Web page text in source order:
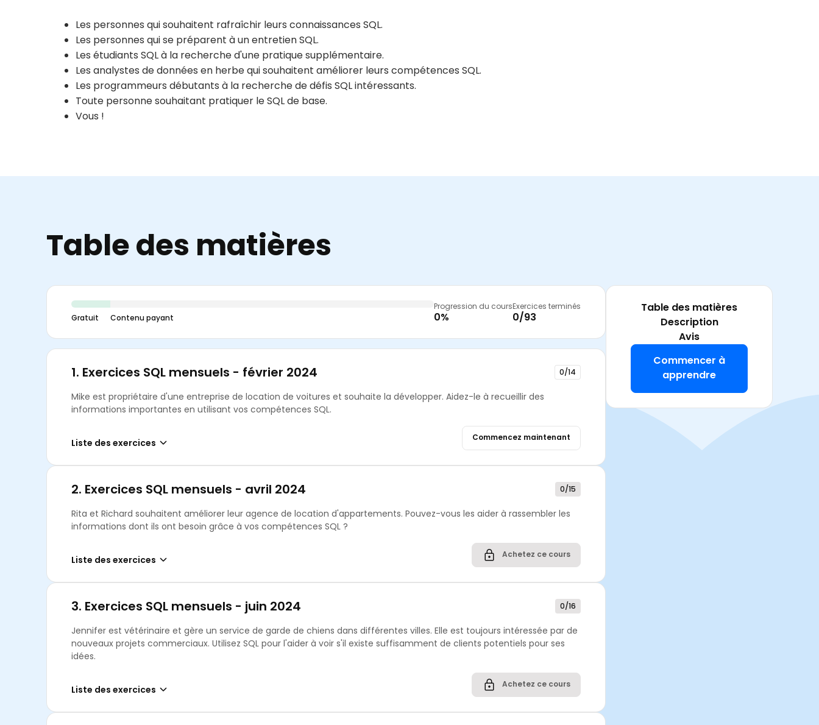
Les personnes qui souhaitent rafraîchir leurs connaissances SQL.
Les personnes qui se préparent à un entretien SQL.
Les étudiants SQL à la recherche d'une pratique supplémentaire.
Les analystes de données en herbe qui souhaitent améliorer leurs compétences SQL.
Les programmeurs débutants à la recherche de défis SQL intéressants.
Toute personne souhaitant pratiquer le SQL de base.
Vous !
Table des matières
Description
Avis
Commencer à
apprendre
Table des matières
Gratuit Contenu payant
Progression du cours
0%
Exercices terminés
0/93
1. Exercices SQL mensuels - février 2024 0/14
Mike est propriétaire d'une entreprise de location de voitures et souhaite la développer. Aidez-le à recueillir des
informations importantes en utilisant vos compétences SQL.
Liste des exercices Commencez maintenant
2. Exercices SQL mensuels - avril 2024 0/15
Rita et Richard souhaitent améliorer leur agence de location d'appartements. Pouvez-vous les aider à rassembler les
informations dont ils ont besoin grâce à vos compétences SQL ?
Liste des exercices Achetez ce cours
3. Exercices SQL mensuels - juin 2024 0/16
Jennifer est vétérinaire et gère un service de garde de chiens dans différentes villes. Elle est toujours intéressée par de
nouveaux projets commerciaux. Utilisez SQL pour l'aider à voir s'il existe suffisamment de clients potentiels pour ses
idées.
Liste des exercices Achetez ce cours